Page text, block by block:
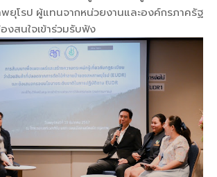
พยุโรป ผู้แทนจากหน่วยงานและองค์กรภาครัฐ
งสนใจเข้าร่วมรับฟัง